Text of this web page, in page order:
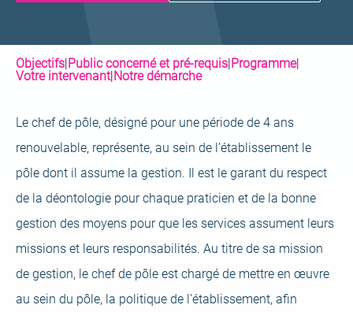
Objectifs|Public concerné et pré-requis|Programme|
Votre intervenant|Notre démarche
Le chef de pôle, désigné pour une période de 4 ans
renouvelable, représente, au sein de l’établissement le
pôle dont il assume la gestion. Il est le garant du respect
de la déontologie pour chaque praticien et de la bonne
gestion des moyens pour que les services assument leurs
missions et leurs responsabilités. Au titre de sa mission
de gestion, le chef de pôle est chargé de mettre en œuvre
au sein du pôle, la politique de l’établissement, afin